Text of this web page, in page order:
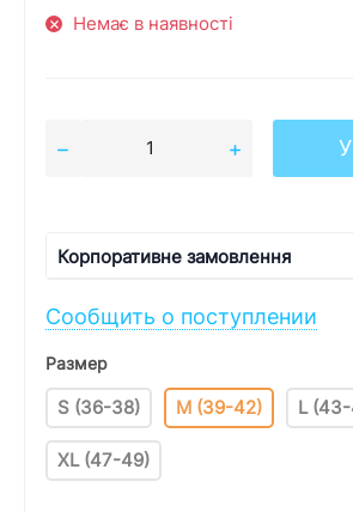
Немає в наявності
Корпоративне замовлення
Сообщить о поступлении
Размер
S (36-38) M (39-42) L
XL (47-49)